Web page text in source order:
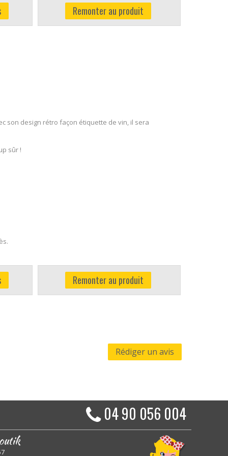
Remonter au produit
son design rétro façon étiquette de vin, il sera
sûr !
Remonter au produit
Rédiger un avis
04 90 056 004